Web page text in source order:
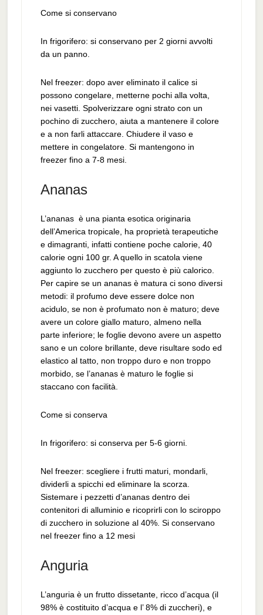
Come si conservano
In frigorifero: si conservano per 2 giorni avvolti
da un panno.
Nel freezer: dopo aver eliminato il calice si
possono congelare, metterne pochi alla volta,
nei vasetti. Spolverizzare ogni strato con un
pochino di zucchero, aiuta a mantenere il colore
e a non farli attaccare. Chiudere il vaso e
mettere in congelatore. Si mantengono in
freezer fino a 7-8 mesi.
Ananas
L’ananas è una pianta esotica originaria
dell’America tropicale, ha proprietà terapeutiche
e dimagranti, infatti contiene poche calorie, 40
calorie ogni 100 gr. A quello in scatola viene
aggiunto lo zucchero per questo è più calorico.
Per capire se un ananas è matura ci sono diversi
metodi: il profumo deve essere dolce non
acidulo, se non è profumato non è maturo; deve
avere un colore giallo maturo, almeno nella
parte inferiore; le foglie devono avere un aspetto
sano e un colore brillante, deve risultare sodo ed
elastico al tatto, non troppo duro e non troppo
morbido, se l’ananas è maturo le foglie si
staccano con facilità.
Come si conserva
In frigorifero: si conserva per 5-6 giorni.
Nel freezer: scegliere i frutti maturi, mondarli,
dividerli a spicchi ed eliminare la scorza.
Sistemare i pezzetti d’ananas dentro dei
contenitori di alluminio e ricoprirli con lo sciroppo
di zucchero in soluzione al 40%. Si conservano
nel freezer fino a 12 mesi
Anguria
L’anguria è un frutto dissetante, ricco d’acqua (il
98% è costituito d’acqua e l’ 8% di zuccheri), e